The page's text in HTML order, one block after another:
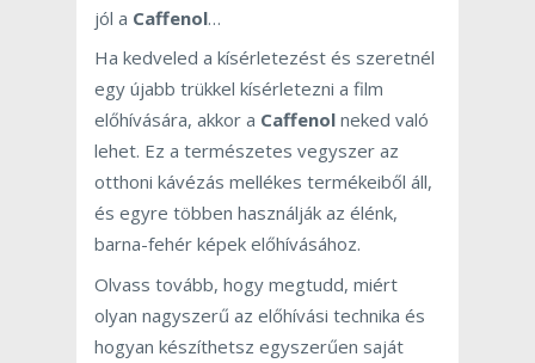
jól a Caffenol…
Ha kedveled a kísérletezést és szeretnél
egy újabb trükkel kísérletezni a film
előhívására, akkor a Caffenol neked való
lehet. Ez a természetes vegyszer az
otthoni kávézás mellékes termékeiből áll,
és egyre többen használják az élénk,
barna-fehér képek előhívásához.
Olvass tovább, hogy megtudd, miért
olyan nagyszerű az előhívási technika és
hogyan készíthetsz egyszerűen saját